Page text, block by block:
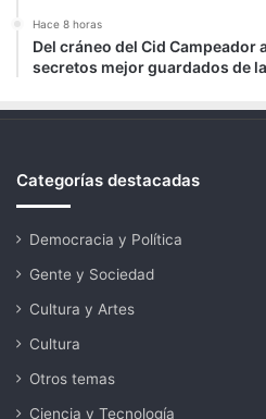
Hace 8 horas
Del cráneo del Cid Campeador
secretos mejor guardados de
Categorías destacadas
Democracia y Política
Gente y Sociedad
Cultura y Artes
Cultura
Otros temas
Ciencia y Tecnología